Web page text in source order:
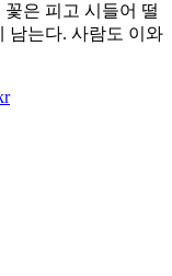
은 피고 시들어 떨
남는다. 사람도 이와